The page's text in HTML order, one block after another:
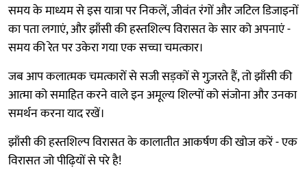
समय के माध्यम से इस यात्रा पर निकलें, जीवंत रंगों और जटिल डिजाइनों
का पता लगाएं, और झाँसी की हस्तशिल्प विरासत के सार को अपनाएं -
समय की रेत पर उकेरा गया एक सच्चा चमत्कार।
जब आप कलात्मक चमत्कारों से सजी सड़कों से गुज़रते हैं, तो झाँसी की
आत्मा को समाहित करने वाले इन अमूल्य शिल्पों को संजोना और उनका
समर्थन करना याद रखें।
झाँसी की हस्तशिल्प विरासत के कालातीत आकर्षण की खोज करें - एक
विरासत जो पीढ़ियों से परे है!